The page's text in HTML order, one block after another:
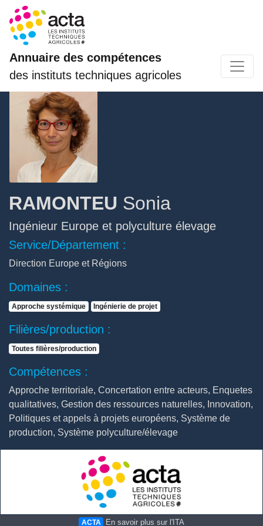
Annuaire des compétences
des instituts techniques agricoles
RAMONTEU Sonia
Ingénieur Europe et polyculture élevage
Service/Département :
Direction Europe et Régions
Domaines :
Approche systémique Ingénierie de projet
Filières/production :
Toutes filières/production
Compétences :
Approche territoriale, Concertation entre acteurs, Enquetes
qualitatives, Gestion des ressources naturelles, Innovation,
Politiques et appels à projets européens, Système de
production, Système polyculture/élevage
ACTA En savoir plus sur l'ITA